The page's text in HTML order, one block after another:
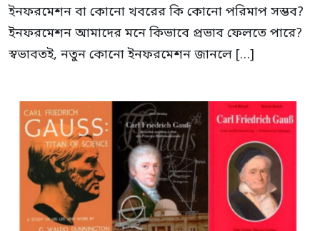
ইনফরমেশন বা কোনো খবরের কি কোনো পরিমাপ সম্ভব?
ইনফরমেশন আমাদের মনে কিভাবে প্রভাব ফেলতে পারে?
স্বভাবতই, নতুন কোনো ইনফরমেশন জানলে […]